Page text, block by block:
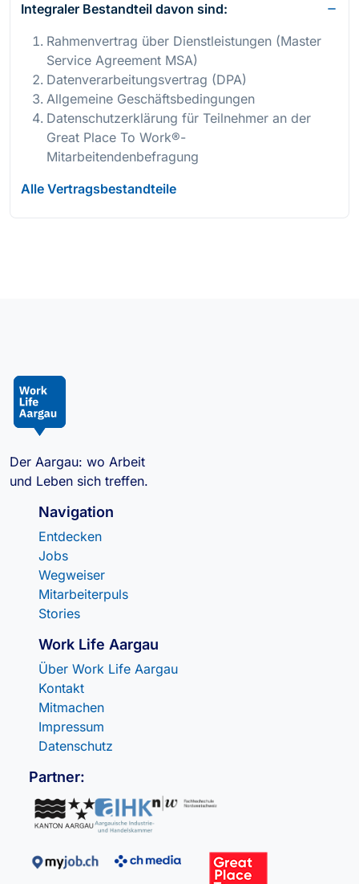
Integraler Bestandteil davon sind:
Rahmenvertrag über Dienstleistungen (Master
Service Agreement MSA)
Datenverarbeitungsvertrag (DPA)
Allgemeine Geschäftsbedingungen
Datenschutzerklärung für Teilnehmer an der
Great Place To Work®-
Mitarbeitendenbefragung
Alle Vertragsbestandteile
Der Aargau: wo Arbeit
und Leben sich treffen.
Navigation
Entdecken
Jobs
Wegweiser
Mitarbeiterpuls
Stories
Work Life Aargau
Über Work Life Aargau
Kontakt
Mitmachen
Impressum
Datenschutz
Partner: